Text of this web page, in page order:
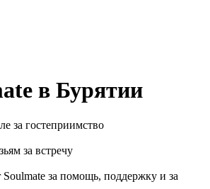
в Бурятии
за гостеприимство
за встречу
за помощь, поддержку и за